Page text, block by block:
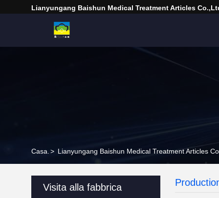
Lianyungang Baishun Medical Treatment Articles
Casa. > Lianyungang Baishun Medical Treatment Articles
Visita alla fabbrica